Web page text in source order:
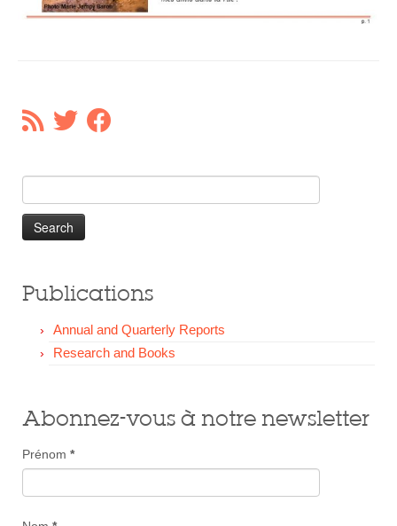
for:
Publications
Annual and Quarterly Reports
Research and Books
Abonnez-vous à notre newsletter
Prénom *